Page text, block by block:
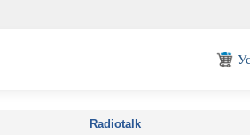
Radiotalk